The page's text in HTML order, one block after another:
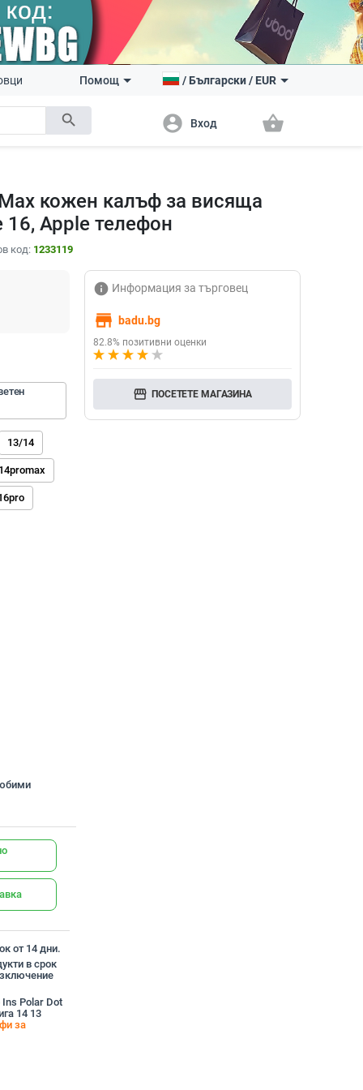
search
Помощ /Български/ EUR
account_circle Вход shopping_basket
кожен калъф за висяща
Apple телефон
код: 1233119
13/14
14promax
от 14 дни.
в срок
Ins Polar Dot
14 13
за
info Информация за търговец
store badu.bg
82.8% позитивни оценки
storefront ПОСЕТЕТЕ МАГАЗИНА